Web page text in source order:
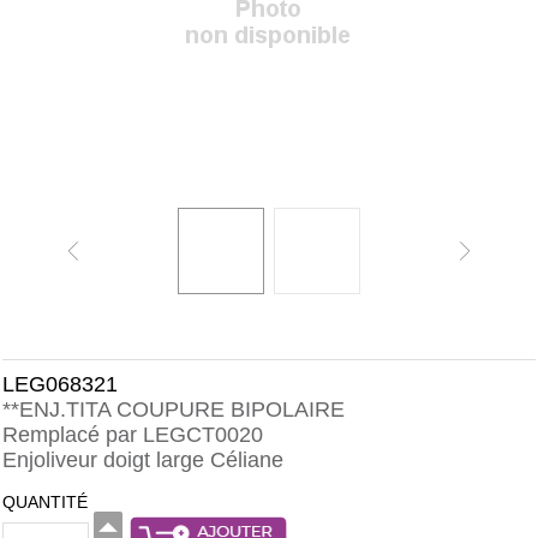
LEG068321
**ENJ.TITA COUPURE BIPOLAIRE
Remplacé par LEGCT0020
Enjoliveur doigt large Céliane
QUANTITÉ